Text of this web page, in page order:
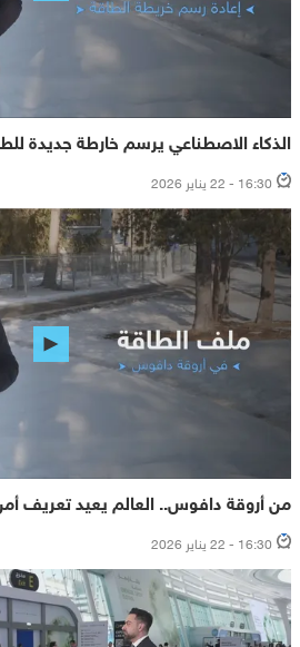
الذكاء الاصطناعي يرسم خارطة جديدة
16:30 - 22 يناير 2026
من أروقة دافوس.. العالم يعيد تعريف
16:30 - 22 يناير 2026